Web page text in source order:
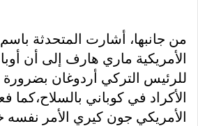
من جانبها، أشارت المتحدثة
الأمريكية ماري هارف إلى أن
للرئيس التركي أردوغان بضرورة
الأكراد في كوباني بالسلاح،كما
الأمريكي جون كيري الأمر نفسه